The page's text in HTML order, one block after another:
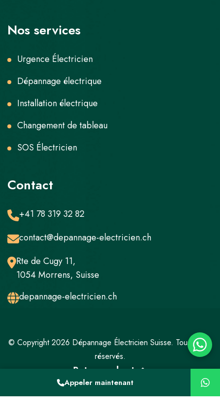
Nos services
Urgence Électricien
Dépannage électrique
Installation électrique
Changement de tableau
SOS Électricien
Contact
+41 78 319 32 82
contact@depannage-electricien.ch
Rte de Cugy 11,
1054 Morrens, Suisse
depannage-electricien.ch
© Copyright 2026 Dépannage Électricien Suisse. Tous droits
réservés.
Retour en haut
Mentions légalesPolitique de confidentialité
Appeler maintenant